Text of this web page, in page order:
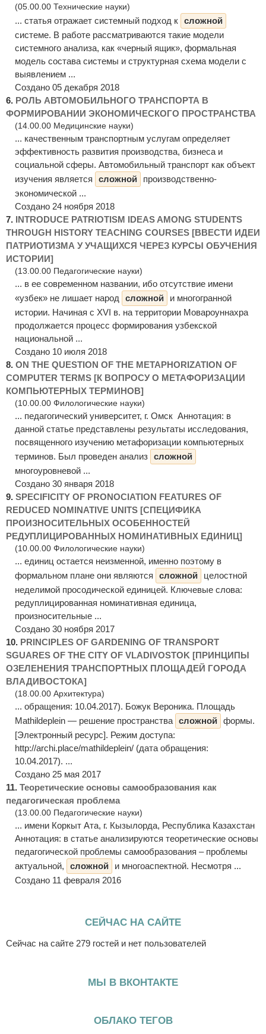
(05.00.00 Технические науки)
... статья отражает системный подход к сложной
системе. В работе рассматриваются такие модели
системного анализа, как «черный ящик», формальная
модель состава системы и структурная схема модели с
выявлением ...
Создано 05 декабря 2018
6. РОЛЬ АВТОМОБИЛЬНОГО ТРАНСПОРТА В
ФОРМИРОВАНИИ ЭКОНОМИЧЕСКОГО ПРОСТРАНСТВА
(14.00.00 Медицинские науки)
... качественным транспортным услугам определяет
эффективность развития производства, бизнеса и
социальной сферы. Автомобильный транспорт как объект
изучения является
сложной
производственно-
экономической ...
Создано 24 ноября 2018
7. INTRODUCE PATRIOTISM IDEAS AMONG STUDENTS
THROUGH HISTORY TEACHING COURSES [ВВЕСТИ ИДЕИ
ПАТРИОТИЗМА У УЧАЩИХСЯ ЧЕРЕЗ КУРСЫ ОБУЧЕНИЯ
ИСТОРИИ]
(13.00.00 Педагогические науки)
... в ее современном названии, ибо отсутствие имени
«узбек» не лишает народ
сложной
и многогранной
истории. Начиная с XVI в. на территории Мовароуннахра
продолжается процесс формирования узбекской
национальной ...
Создано 10 июля 2018
8. ON THE QUESTION OF THE METAPHORIZATION OF
COMPUTER TERMS [К ВОПРОСУ О МЕТАФОРИЗАЦИИ
КОМПЬЮТЕРНЫХ ТЕРМИНОВ]
(10.00.00 Филологические науки)
... педагогический университет, г. Омск Аннотация: в
данной статье представлены результаты исследования,
посвященного изучению метафоризации компьютерных
терминов. Был проведен анализ сложной
многоуровневой ...
Создано 30 января 2018
9. SPECIFICITY OF PRONOCIATION FEATURES OF
REDUCED NOMINATIVE UNITS [СПЕЦИФИКА
ПРОИЗНОСИТЕЛЬНЫХ ОСОБЕННОСТЕЙ
РЕДУПЛИЦИРОВАННЫХ НОМИНАТИВНЫХ ЕДИНИЦ]
(10.00.00 Филологические науки)
... единиц остается неизменной, именно поэтому в
формальном плане они являются
сложной
целостной
неделимой просодической единицей. Ключевые слова:
редуплицированная номинативная единица,
произносительные ...
Создано 30 ноября 2017
10. PRINCIPLES OF GARDENING OF TRANSPORT
SGUARES OF THE CITY OF VLADIVOSTOK [ПРИНЦИПЫ
ОЗЕЛЕНЕНИЯ ТРАНСПОРТНЫХ ПЛОЩАДЕЙ ГОРОДА
ВЛАДИВОСТОКА]
(18.00.00 Архитектура)
... обращения: 10.04.2017). Божук Вероника. Площадь
Mathildeplein — решение пространства сложной формы.
[Электронный ресурс]. Режим доступа:
http://archi.place/mathildeplein/ (дата обращения:
10.04.2017). ...
Создано 25 мая 2017
11. Теоретические основы самообразования как
педагогическая проблема
(13.00.00 Педагогические науки)
... имени Коркыт Ата, г. Кызылорда, Республика Казахстан
Аннотация: в статье анализируются теоретические основы
педагогической проблемы самообразования – проблемы
актуальной,
сложной
и многоаспектной. Несмотря ...
Создано 11 февраля 2016
СЕЙЧАС НА САЙТЕ
Сейчас на сайте 279 гостей и нет пользователей
МЫ В ВКОНТАКТЕ
ОБЛАКО ТЕГОВ